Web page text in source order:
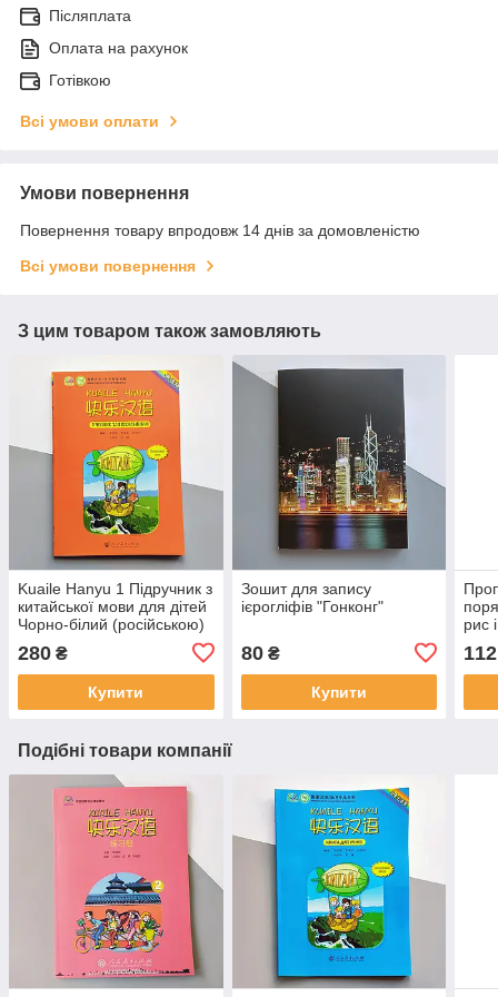
Післяплата
Оплата на рахунок
Готівкою
Всі умови оплати
Умови повернення
Повернення товару впродовж 14 днів за домовленістю
Всі умови повернення
З цим товаром також замовляють
Kuaile Hanyu 1 Підручник з
китайської мови для дітей
Чорно-білий (російською)
280 ₴
Купити
Зошит для запису
ієрогліфів "Гонконг"
80₴
Купити
рис
112
Подібні товари компанії